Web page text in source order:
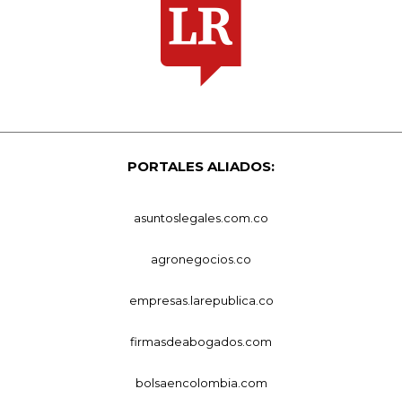
PORTALES ALIADOS:
asuntoslegales.com.co
agronegocios.co
empresas.larepublica.co
firmasdeabogados.com
bolsaencolombia.com